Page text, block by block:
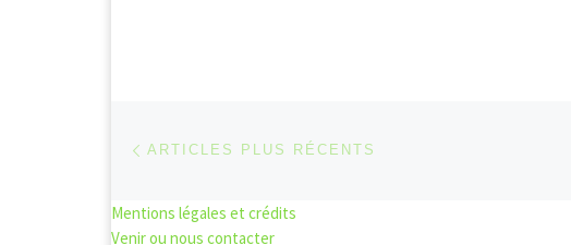
Navigation dans les articles
ARTICLES PLUS RÉCENTS
Mentions légales et crédits
Venir ou nous contacter